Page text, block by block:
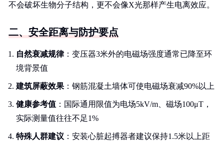
不会破坏生物分子结构，更不会像X光那样产生电离效应。
二、安全距离与防护要点
自然衰减规律：变压器3米外的电磁场强度通常已降至环
境背景值
建筑屏蔽效果 ：钢筋混凝土墙体可使电磁场衰减90%以上
健康参考值 ：国际通用限值为电场5kV/m、磁场100μT，
实际测量值往往不足1%
特殊人群建议 ：安装心脏起搏器者建议保持1.5米以上距